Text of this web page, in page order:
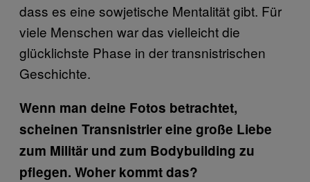
dass es eine sowjetische Mentalität gibt. Für
viele Menschen war das vielleicht die
glücklichste Phase in der transnistrischen
Geschichte.
Wenn man deine Fotos betrachtet,
scheinen Transnistrier eine große Liebe
zum Militär und zum Bodybuilding zu
pflegen. Woher kommt das?